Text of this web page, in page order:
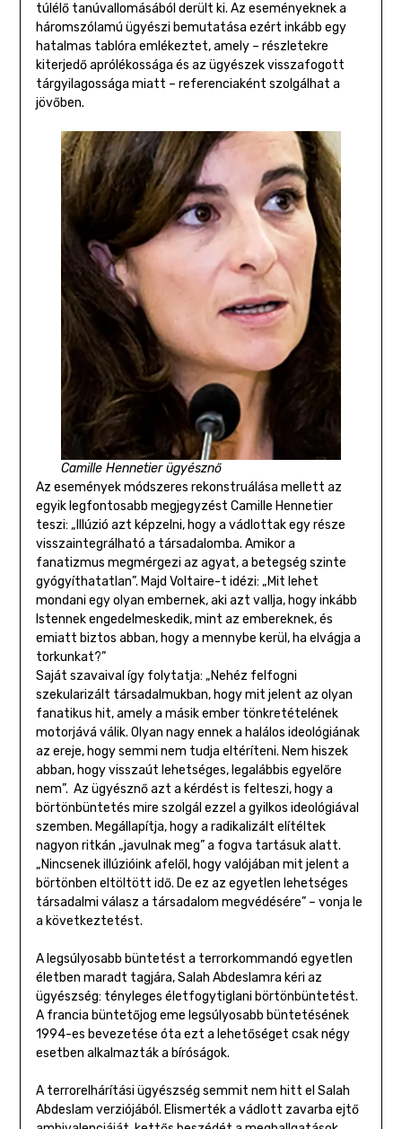
túlélő tanúvallomásából derült ki. Az eseményeknek a
háromszólamú ügyészi bemutatása ezért inkább egy
hatalmas tablóra emlékeztet, amely – részletekre
kiterjedő aprólékossága és az ügyészek visszafogott
tárgyilagossága miatt – referenciaként szolgálhat a
jövőben.
Camille Hennetier ügyésznő
Az események módszeres rekonstruálása mellett az
egyik legfontosabb megjegyzést Camille Hennetier
teszi: „Illúzió azt képzelni, hogy a vádlottak egy része
visszaintegrálható a társadalomba. Amikor a
fanatizmus megmérgezi az agyat, a betegség szinte
gyógyíthatatlan”. Majd Voltaire-t idézi: „Mit lehet
mondani egy olyan embernek, aki azt vallja, hogy inkább
Istennek engedelmeskedik, mint az embereknek, és
emiatt biztos abban, hogy a mennybe kerül, ha elvágja a
torkunkat?”
Saját szavaival így folytatja: „Nehéz felfogni
szekularizált társadalmukban, hogy mit jelent az olyan
fanatikus hit, amely a másik ember tönkretételének
motorjává válik. Olyan nagy ennek a halálos ideológiának
az ereje, hogy semmi nem tudja eltéríteni. Nem hiszek
abban, hogy visszaút lehetséges, legalábbis egyelőre
nem”. Az ügyésznő azt a kérdést is felteszi, hogy a
börtönbüntetés mire szolgál ezzel a gyilkos ideológiával
szemben. Megállapítja, hogy a radikalizált elítéltek
nagyon ritkán „javulnak meg” a fogva tartásuk alatt.
„Nincsenek illúzióink afelől, hogy valójában mit jelent a
börtönben eltöltött idő. De ez az egyetlen lehetséges
társadalmi válasz a társadalom megvédésére” – vonja le
a következtetést.
A legsúlyosabb büntetést a terrorkommandó egyetlen
életben maradt tagjára, Salah Abdeslamra kéri az
ügyészség: tényleges életfogytiglani börtönbüntetést.
A francia büntetőjog eme legsúlyosabb büntetésének
1994-es bevezetése óta ezt a lehetőséget csak négy
esetben alkalmazták a bíróságok.
A terrorelhárítási ügyészség semmit nem hitt el Salah
Abdeslam verziójából. Elismerték a vádlott zavarba ejtő